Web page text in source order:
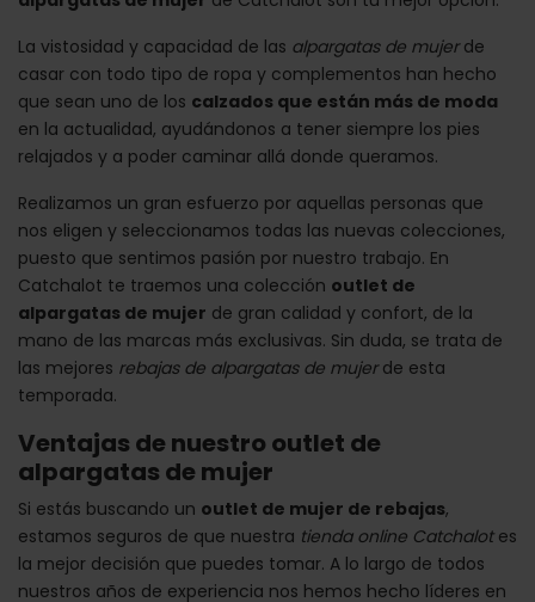
La vistosidad y capacidad de las alpargatas de mujerde
casar con todo tipo de ropa y complementos han hecho
que sean uno de los calzados que están más de moda
en la actualidad, ayudándonos a tener siempre los pies
relajados y a poder caminar allá donde queramos.
Realizamos un gran esfuerzo por aquellas personas que
nos eligen y seleccionamos todas las nuevas colecciones,
puesto que sentimos pasión por nuestro trabajo. En
Catchalot te traemos una colección outlet de
alpargatas de mujer de gran calidad y confort, de la
mano de las marcas más exclusivas. Sin duda, se trata de
las mejores rebajas de alpargatas de mujerde esta
temporada.
Ventajas de nuestro outlet de
alpargatas de mujer
Si estás buscando un outlet de mujer de rebajas,
estamos seguros de que nuestra tienda online Catchalotes
la mejor decisión que puedes tomar. A lo largo de todos
nuestros años de experiencia nos hemos hecho líderes en